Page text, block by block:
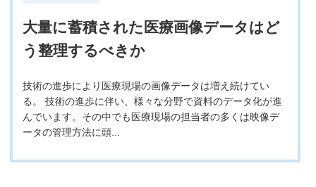
大量に蓄積された医療画像データはど
う整理するべきか
技術の進歩により医療現場の画像データは増え続けてい
る。 技術の進歩に伴い、様々な分野で資料のデータ化が進
んでいます。その中でも医療現場の担当者の多くは映像デ
ータの管理方法に頭...